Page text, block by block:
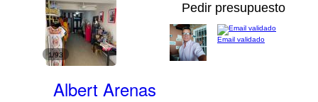
1/93
Pedir presupuesto
Albert Arenas
Email validado